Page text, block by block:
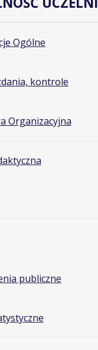
Ogólne
kontrole
Organizacyjna
publiczne